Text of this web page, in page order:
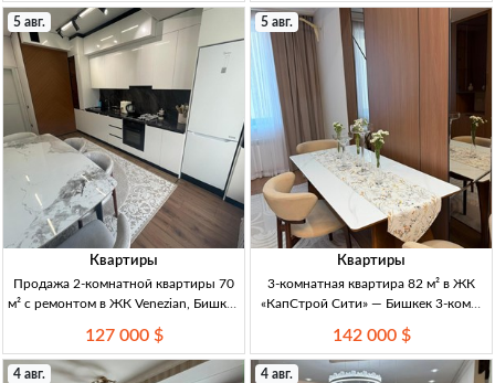
Бишкек, рядом школы, детсады, ТРЦ
и с
эт., центр. комм. и отопл.,
техпаспорт, ДКП.
5 авг.
Квартиры
Продажа 2-комнатной квартиры 70
м² с ремонтом в ЖК Venezian, Бишкек
Venezian, кирп. дом, евроремонт, меб.
и техн., газ. отопл., потолки
127 000 $
5 авг.
Квартиры
3-комнатная квартира 82 м² в ЖК
«КапСтрой Сити» — Бишкек 3-комн.
гардероб, кухня отдельно,
техпаспорт в стадии выдачи, ЖК «К
142 000 $
4 авг. 4 авг.